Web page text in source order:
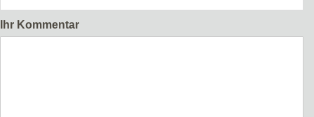
Ihr Kommentar